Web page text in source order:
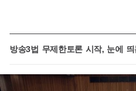
방송3법 무제한토론 시작, 눈에 띄